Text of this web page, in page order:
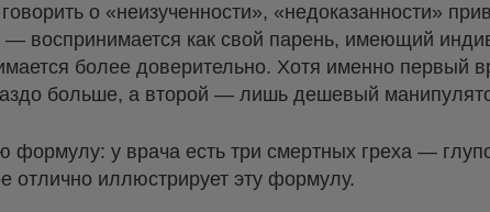
о «неизученности», «недоказанности»
— воспринимается как свой парень, имеющий
более доверительно. Хотя именно первый
больше, а второй — лишь дешевый
формулу: у врача есть три смертных греха —
отлично иллюстрирует эту формулу.